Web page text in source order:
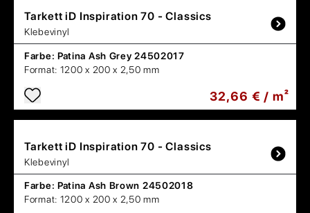
Tarkett iD Inspiration 70 - Classics
Klebevinyl
Farbe: Patina Ash Grey 24502017
Format: 1200 x 200 x 2,50 mm
32,66 € / m²
Tarkett iD Inspiration 70 - Classics
Klebevinyl
Farbe: Patina Ash Brown 24502018
Format: 1200 x 200 x 2,50 mm